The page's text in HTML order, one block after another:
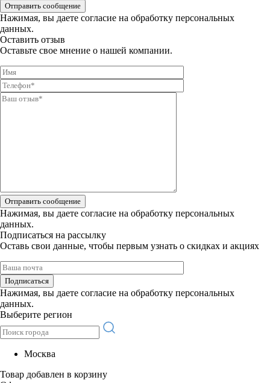
Отправить сообщение
Нажимая, вы даете согласие на обработку персональных
данных.
Оставить отзыв
Оставьте свое мнение о нашей компании.
Отправить сообщение
Нажимая, вы даете согласие на обработку персональных
данных.
Подписаться на рассылку
Оставь свои данные, чтобы первым узнать о скидках и акциях
Подписаться
Нажимая, вы даете согласие на обработку персональных
данных.
Выберите регион
Москва
Товар добавлен в корзину